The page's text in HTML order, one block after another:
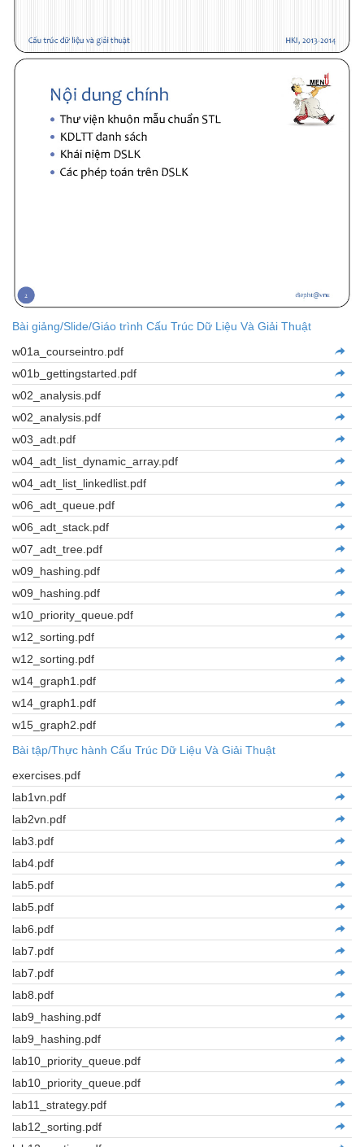
Bài giảng/Slide/Giáo trình Cấu Trúc Dữ Liệu Và Giải Thuật
w01a_courseintro.pdf
w01b_gettingstarted.pdf
w02_analysis.pdf
w02_analysis.pdf
w03_adt.pdf
w04_adt_list_dynamic_array.pdf
w04_adt_list_linkedlist.pdf
w06_adt_queue.pdf
w06_adt_stack.pdf
w07_adt_tree.pdf
w09_hashing.pdf
w09_hashing.pdf
w10_priority_queue.pdf
w12_sorting.pdf
w12_sorting.pdf
w14_graph1.pdf
w14_graph1.pdf
w15_graph2.pdf
Bài tập/Thực hành Cấu Trúc Dữ Liệu Và Giải Thuật
exercises.pdf
lab1vn.pdf
lab2vn.pdf
lab3.pdf
lab4.pdf
lab5.pdf
lab5.pdf
lab6.pdf
lab7.pdf
lab7.pdf
lab8.pdf
lab9_hashing.pdf
lab9_hashing.pdf
lab10_priority_queue.pdf
lab10_priority_queue.pdf
lab11_strategy.pdf
lab12_sorting.pdf